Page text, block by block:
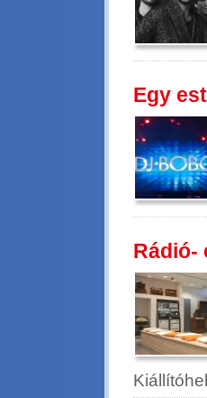
Egy
Rádió-